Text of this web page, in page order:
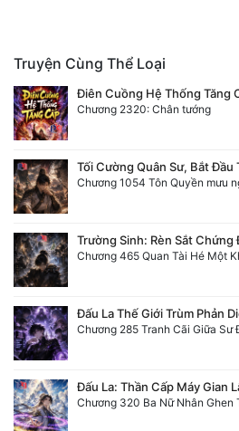
Truyện Cùng Thể Loại
Điên Cuồng Hệ Thống Tăng
Chương 2320: Chân tướng
Tối Cường Quân Sư, Bắt Đầu
Chương 1054 Tôn Quyền mưu
Trường Sinh: Rèn Sắt Chứng
Chương 465 Quan Tài Hé Một
Đấu La Thế Giới Trùm Phản
Chương 285 Tranh Cãi Giữa Sư
Đấu La: Thần Cấp Máy Gian
Chương 320 Ba Nữ Nhân Ghen